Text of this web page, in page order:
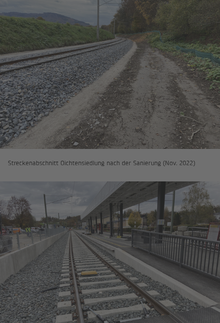
Streckenabschnitt Oichtensiedlung nach der Sanierung (Nov. 2022)